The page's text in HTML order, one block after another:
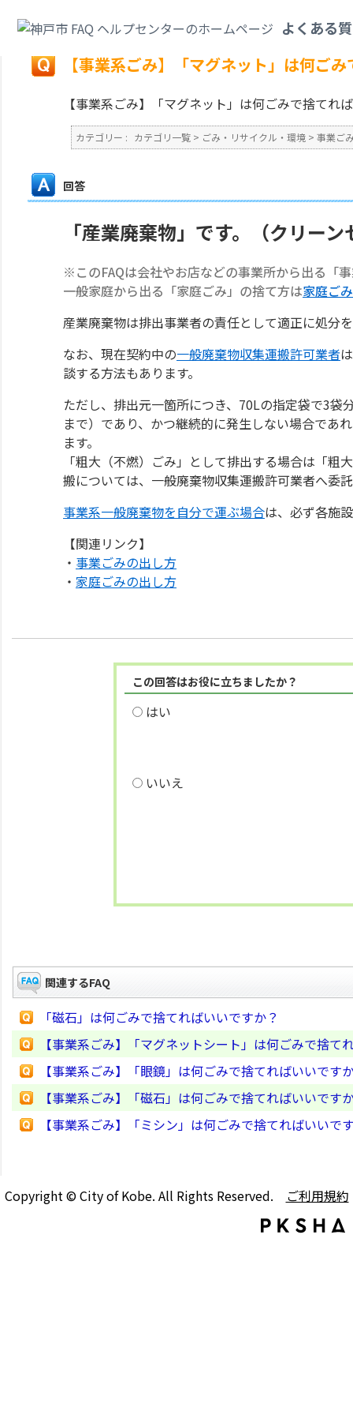
よくある
戻る
【事業系ごみ】「マグネット」は何ご
【事業系ごみ】「マグネット」は何ごみで捨てれ
カテゴリー : カテゴリ一覧 > ごみ・リサイクル・環境 > 事業ご
回答
「産業廃棄物」です。（クリー
※このFAQは会社やお店などの事業所から出る「
一般家庭から出る「家庭ごみ」の捨て方は家庭ご
産業廃棄物は排出事業者の責任として適正に処分
なお、現在契約中の一般廃棄物収集運搬許可業者
談する方法もあります。
ただし、排出元一箇所につき、70Lの指定袋で3
まで）であり、かつ継続的に発生しない場合であ
ます。
「粗大（不燃）ごみ」として排出する場合は「
搬については、一般廃棄物収集運搬許可業者へ委
事業系一般廃棄物を自分で運ぶ場合は、必ず各施
【関連リンク】
・ 事業ごみの出し方
・ 家庭ごみの出し方
この回答はお役に立ちましたか？
はい
いいえ
関連するFAQ
「磁石」は何ごみで捨てればいいですか？
【事業系ごみ】「マグネットシート」は何ごみで捨て
【事業系ごみ】「眼鏡」は何ごみで捨てればいいです
【事業系ごみ】「磁石」は何ごみで捨てればいいです
【事業系ごみ】「ミシン」は何ごみで捨てればいいで
Copyright © City of Kobe. All Rights Reserved. ご利用規約